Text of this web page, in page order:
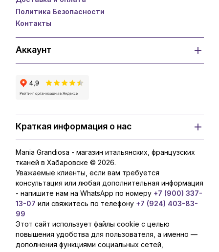
Политика Безопасности
Контакты
Аккаунт
Краткая информация о нас
Mania Grandiosa - магазин итальянских, французских
тканей в Хабаровске © 2026.
Уважаемые клиенты, если вам требуется
консультация или любая дополнительная информация
- напишите нам на WhatsApp по номеру +7 (900) 337-
13-07 или свяжитесь по телефону +7 (924) 403-83-
99
Этот сайт использует файлы cookie с целью
повышения удобства для пользователя, а именно —
дополнения функциями социальных сетей,